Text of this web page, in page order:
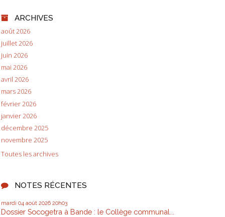
ARCHIVES
août 2026
juillet 2026
juin 2026
mai 2026
avril 2026
mars 2026
février 2026
janvier 2026
décembre 2025
novembre 2025
Toutes les archives
NOTES RÉCENTES
mardi 04 août 2026 20h03
Dossier Socogetra à Bande : le Collège communal...